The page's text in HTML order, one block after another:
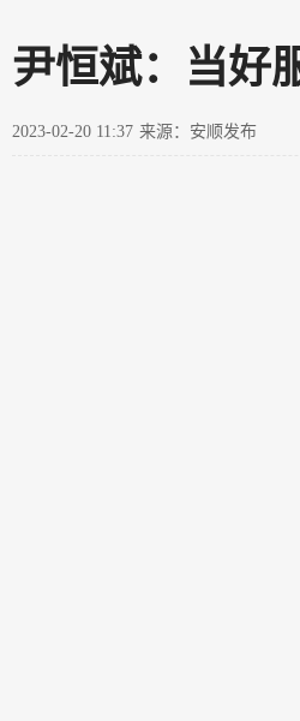
尹恒斌：当好
2023-02-20 11:37 来源：安顺发布